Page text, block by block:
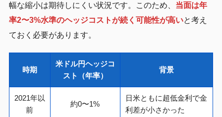
幅な縮小は期待しにくい状況です。このため、 当面は年
率2〜3%水準のヘッジコストが続く可能性が高いと考え
ておく必要があります。
時期
米ドル円ヘッジコ
スト（年率）
背景
2021年以
前
約0〜1%
日米ともに超低金利で金
利差が小さかった